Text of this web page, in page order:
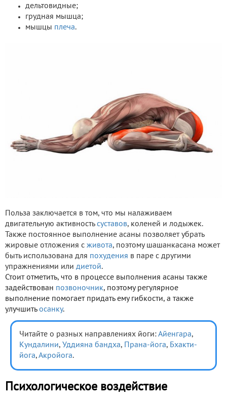
дельтовидные;
грудная мышца;
мышцы плеча.
Польза заключается в том, что мы налаживаем
двигательную активность суставов, коленей и лодыжек.
Также постоянное выполнение асаны позволяет убрать
жировые отложения с живота, поэтому шашанкасана может
быть использована для похудения в паре с другими
упражнениями или диетой.
Стоит отметить, что в процессе выполнения асаны также
задействован позвоночник, поэтому регулярное
выполнение помогает придать ему гибкости, а также
улучшить осанку.
Читайте о разных направлениях йоги: Айенгара,
Кундалини, Уддияна бандха, Прана-йога, Бхакти-
йога, Акройога.
Психологическое воздействие